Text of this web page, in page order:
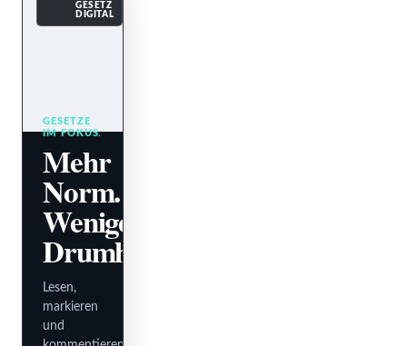
GESETZ
DIGITAL
GESETZE
IM FOKUS.
Mehr
Norm.
Weniger
Drumherum.
Lesen,
markieren
und